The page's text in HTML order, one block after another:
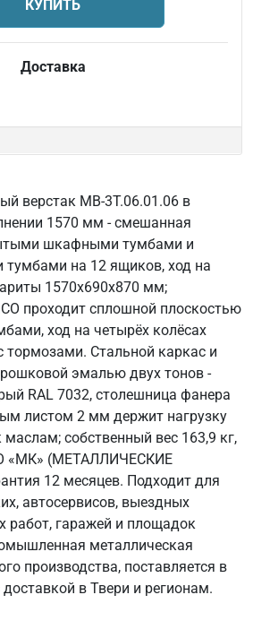
КУПИТЬ
Доставка
верстак МВ-3Т.06.01.06 в
1570 мм - смешанная
шкафными тумбами и
тумбами на 12 ящиков, ход на
1570х690х870 мм;
проходит сплошной плоскостью
ход на четырёх колёсах
Стальной каркас и
эмалью двух тонов -
RAL 7032, столешница фанера
листом 2 мм держит нагрузку
маслам; собственный вес 163,9 кг,
«МК» (МЕТАЛЛИЧЕСКИЕ
12 месяцев. Подходит для
автосервисов, выездных
работ, гаражей и площадок
металлическая
производства, поставляется в
в Твери и регионам.